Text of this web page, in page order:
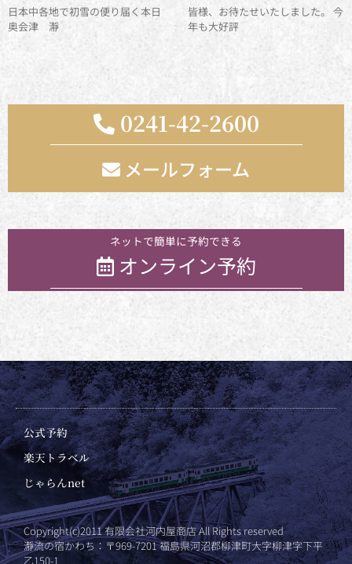
日本中各地で初雪の便り届く本日
奥会津 瀞
皆様、お待たせいたしました。 今
年も大好評
0241-42-2600
メールフォーム
お気軽にお問い合わせください
ネットで簡単に予約できる
オンライン予約
公式予約
楽天トラベル
じゃらんnet
Copyright(c)2011 有限会社河内屋商店 All Rights reserved
瀞流の宿かわち：〒969-7201 福島県河沼郡柳津町大字柳津字下平
乙150-1